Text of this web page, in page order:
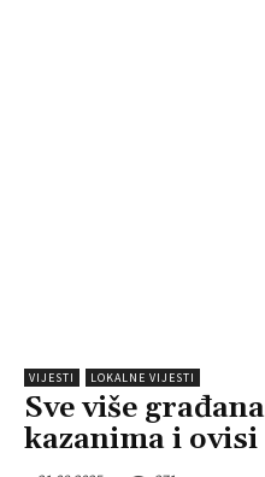
VIJESTI LOKALNE VIJESTI
Sve više
kazanima i